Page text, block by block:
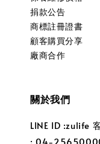
捐款公告
商標註冊證書
顧客購買分享
廠商合作
關於我們
LINE ID :zulife
: 04-25650000